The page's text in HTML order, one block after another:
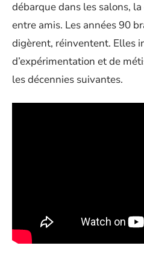
débarque dans les salons,
entre amis. Les années 90
digèrent, réinventent. Elles
d’expérimentation et de
les décennies suivantes.